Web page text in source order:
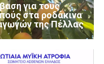
για τους
στα ροδάκινα
της Πέλλας